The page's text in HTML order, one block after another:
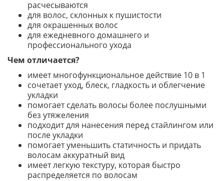
расчесываются
для волос, склонных к пушистости
для окрашенных волос
для ежедневного домашнего и
профессионального ухода
Чем отличается?
имеет многофункциональное действие 10 в 1
сочетает уход, блеск, гладкость и облегчение
укладки
помогает сделать волосы более послушными
без утяжеления
подходит для нанесения перед стайлингом или
после укладки
помогает уменьшить статичность и придать
волосам аккуратный вид
имеет легкую текстуру, которая быстро
распределяется по волосам